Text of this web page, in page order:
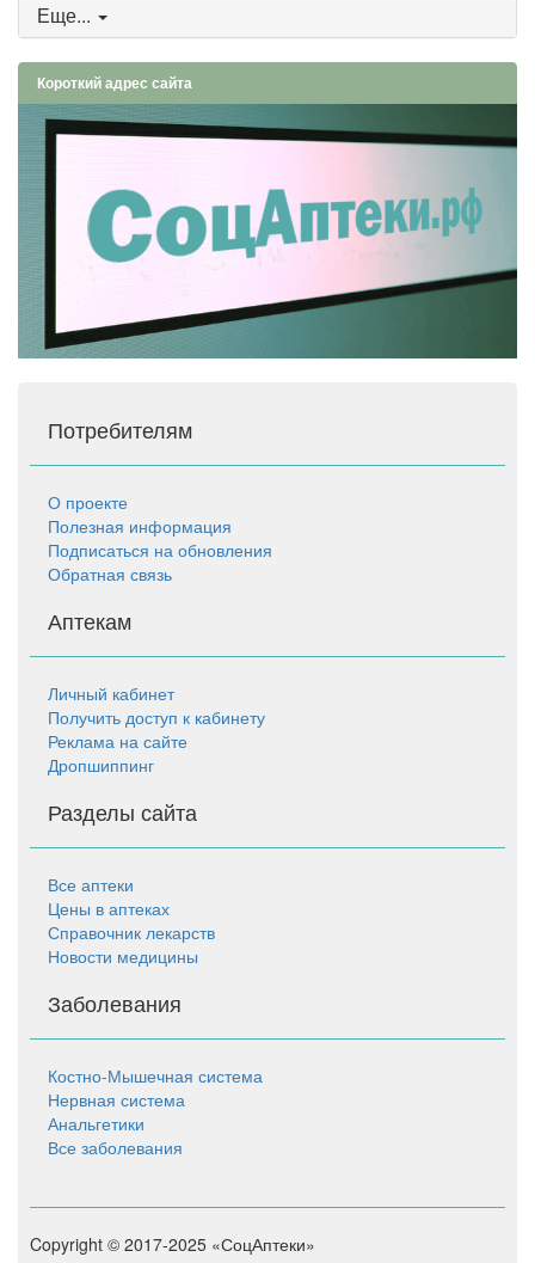
Еще...
Короткий адрес сайта
Потребителям
О проекте
Полезная информация
Подписаться на обновления
Обратная связь
Аптекам
Личный кабинет
Получить доступ к кабинету
Реклама на сайте
Дропшиппинг
Разделы сайта
Все аптеки
Цены в аптеках
Справочник лекарств
Новости медицины
Заболевания
Костно-Мышечная система
Нервная система
Анальгетики
Все заболевания
Copyright © 2017-2025 «СоцАптеки»